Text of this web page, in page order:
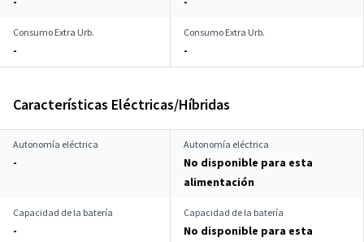
Consumo Extra Urb.
-
Consumo Extra Urb.
-
Características Eléctricas/Híbridas
Autonomía eléctrica
-
Autonomía eléctrica
No disponible para esta
alimentación
Capacidad de la batería
-
Capacidad de la batería
No disponible para esta